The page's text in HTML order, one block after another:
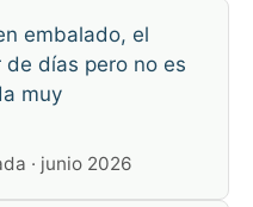
embalado, el
días pero no es
muy
· junio 2026